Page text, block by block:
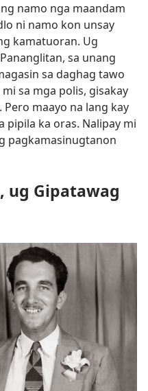
namo nga maandam
ni namo kon unsay
kamatuoran. Ug
sa unang
sa daghag tawo
sa mga polis, gisakay
maayo na lang kay
pipila ka oras. Nalipay mi
pagkamasinugtanon
ug Gipatawag